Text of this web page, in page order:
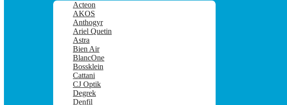
Acteon
AKOS
Anthogyr
Ariel Quetin
Astra
Bien Air
BlancOne
Bossklein
Cattani
CJ Optik
Degrek
Denfil